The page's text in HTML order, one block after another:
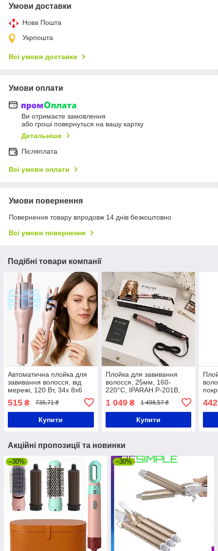
Умови доставки
Нова Пошта
Укрпошта
Всі умови доставки
Умови оплати
Ви отримаєте замовлення
або гроші повернуться на вашу картку
Детальніше
Післяплата
Всі умови оплати
Умови повернення
Повернення товару впродовж 14 днів безкоштовно
Всі умови повернення
Подібні товари компанії
Автоматична плойка для
завивання волосся, від
мережі, 120 Вт, 34х 8х6
Праска для волосся/
Стайлер для волосся
515 ₴ 735,71 ₴
Купити
Плойка для завивання
волосся, 25мм, 160-
220°С, IPARAH P-201B,
волосся / Плойка для
завивки волосся
1 049₴ 1 498,57 ₴
Купити
Акційні пропозиції та новинки
–30% –30%